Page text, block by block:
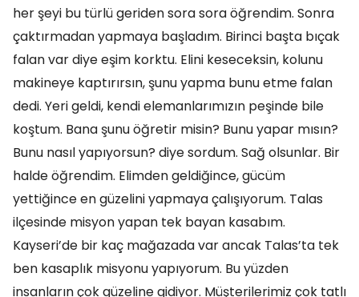
her şeyi bu türlü geriden sora sora öğrendim. Sonra
çaktırmadan yapmaya başladım. Birinci başta bıçak
falan var diye eşim korktu. Elini keseceksin, kolunu
makineye kaptırırsın, şunu yapma bunu etme falan
dedi. Yeri geldi, kendi elemanlarımızın peşinde bile
koştum. Bana şunu öğretir misin? Bunu yapar mısın?
Bunu nasıl yapıyorsun? diye sordum. Sağ olsunlar. Bir
halde öğrendim. Elimden geldiğince, gücüm
yettiğince en güzelini yapmaya çalışıyorum. Talas
ilçesinde misyon yapan tek bayan kasabım.
Kayseri’de bir kaç mağazada var ancak Talas’ta tek
ben kasaplık misyonu yapıyorum. Bu yüzden
insanların çok güzeline gidiyor. Müşterilerimiz çok tatlı